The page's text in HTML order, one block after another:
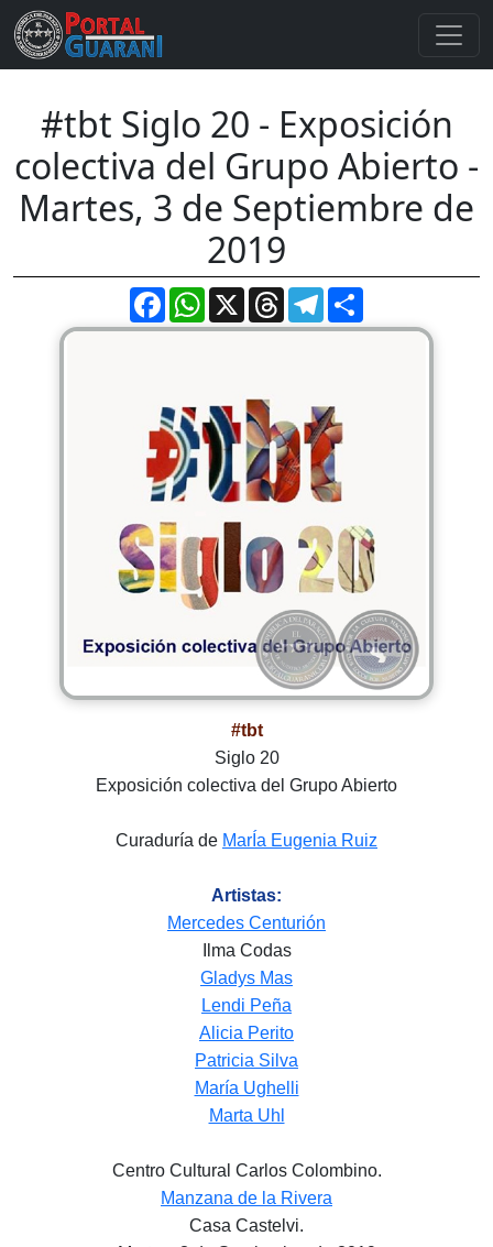
#tbt Siglo 20 - Exposición
colectiva del Grupo Abierto -
Martes, 3 de Septiembre de
2019
FacebookWhatsApp
X ThreadsTelegram
#tbt
Siglo 20
Exposición colectiva del Grupo Abierto
Curaduría de MarÍa Eugenia Ruiz
Artistas:
Mercedes Centurión
Ilma Codas
Gladys Mas
Lendi Peña
Alicia Perito
Patricia Silva
María Ughelli
Marta Uhl
Centro Cultural Carlos Colombino.
Manzana de la Rivera
Casa Castelvi.